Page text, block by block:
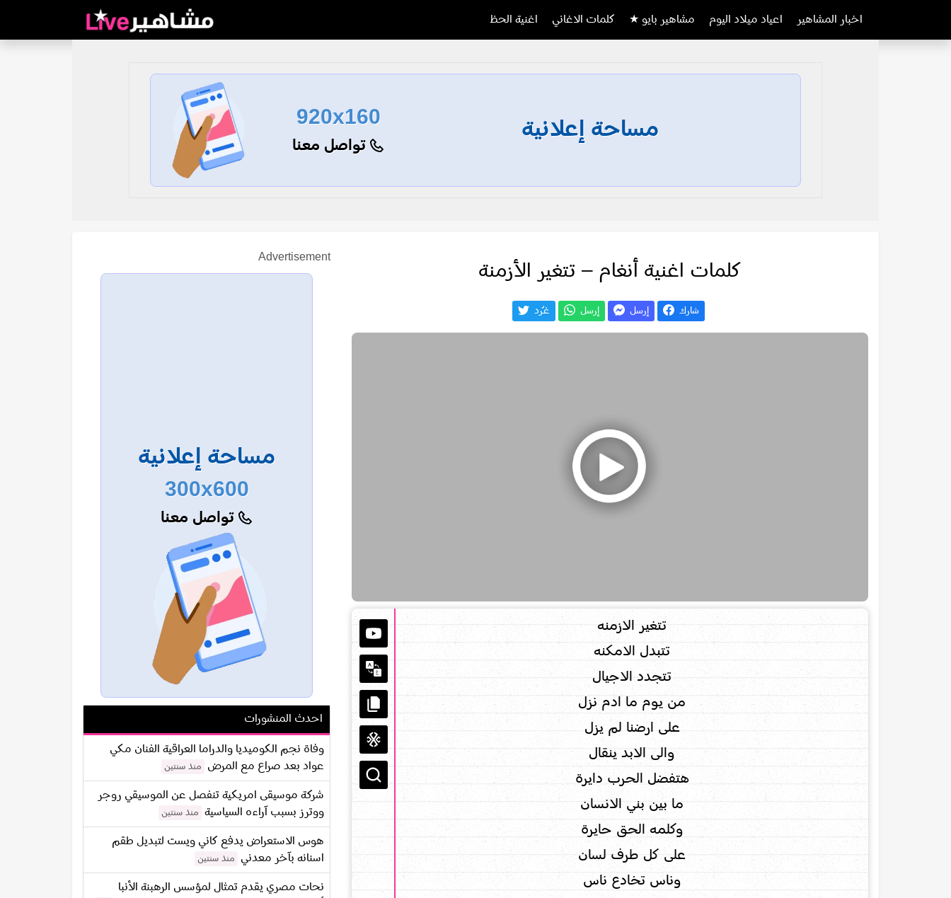
اخبار المشاهير اعياد ميلاد اليوم مشاهير بايو ★ كلمات الاغاني اغنية الحظ
مساحة إعلانية
920x160
تواصل معنا
كلمات اغنية أنغام – تتغير الأزمنة
شارك إرسل إرسل غـّرد
تتغير الازمنه
تتبدل الامكنه
تتجدد الاجيال
من يوم ما ادم نزل
على ارضنا لم يزل
والى الابد ينقال
هتفضل الحرب دايرة
ما بين بني الانسان
وكلمه الحق حايرة
على كل طرف لسان
وناس تخادع ناس
Advertisement
مساحة إعلانية
300x600
تواصل معنا
احدث المنشورات
وفاة نجم الكوميديا والدراما العراقية الفنان مكي
عواد بعد صراع مع المرض
منذ سنتين
شركة موسيقى امريكية تنفصل عن الموسيقي روجر
ووترز بسبب آراءه السياسية
منذ سنتين
هوس الاستعراض يدفع كاني ويست لتبديل طقم
اسنانه بآخر معدني
منذ سنتين
نحات مصري يقدم تمثال لمؤسس الرهبنة الأنبا